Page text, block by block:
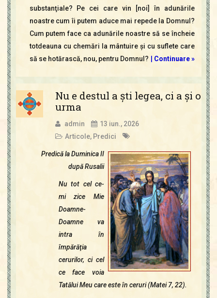
substanţiale? Pe cei care vin [noi] în adunările
noastre cum îi putem aduce mai repede la Domnul?
Cum putem face ca adunările noastre să se încheie
totdeauna cu chemări la mântuire şi cu suflete care
să se hotărască, nou, pentru Domnul?
Continuare »
Nu e destul a şti legea, ci a şi o
urma
admin
13 iun., 2026
Articole, Predici
Predică la Duminica II
după Rusalii
Nu tot cel ce-
mi zice Mie
Doamne-
Doamne va
intra în
împărăţia
cerurilor, ci cel
ce face voia
Tatălui Meu care este în ceruri (Matei 7, 22).